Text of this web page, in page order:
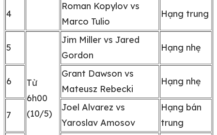
4
Roman Kopylov vs
Marco Tulio
Hạng trung
5
Từ
6h00
(10/5)
Jim Miller vs Jared
Gordon
Hạng nhẹ
6
Grant Dawson vs
Mateusz Rebecki
Hạng nhẹ
7
Joel Alvarez vs
Yaroslav Amosov
Hạng bán
trung